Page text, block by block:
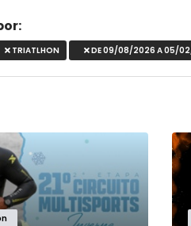
ACRE
TRIATLHON DE 09/08/2026 A 05/